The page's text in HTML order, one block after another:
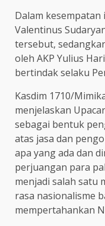
Dalam
Valentinus
tersebut,
oleh AKP Yulius
bertindak selaku
Kasdim 1710/
menjelaskan
sebagai bentuk
atas jasa dan
apa yang ada dan
perjuangan para
menjadi salah satu
rasa nasionalisme
mempertahankan